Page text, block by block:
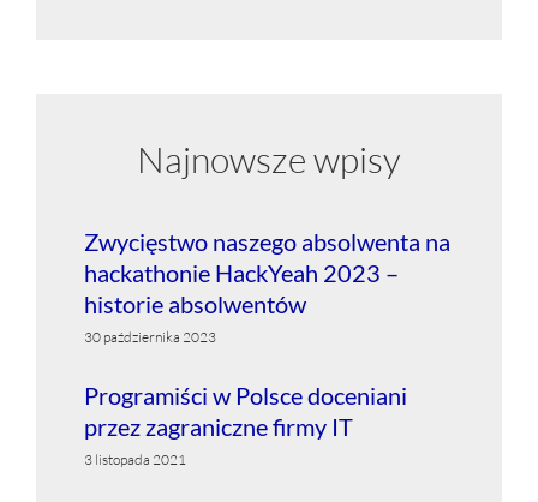
Najnowsze wpisy
Zwycięstwo naszego absolwenta na
hackathonie HackYeah 2023 –
historie absolwentów
30 października 2023
Programiści w Polsce doceniani
przez zagraniczne firmy IT
3 listopada 2021